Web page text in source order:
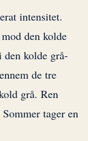
intensitet.
den kolde
den kolde grå-
de tre
grå. Ren
tager en